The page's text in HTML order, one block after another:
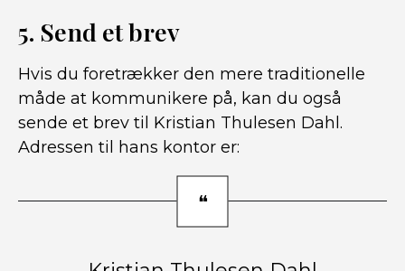
5. Send et brev
Hvis du foretrækker den mere traditionelle
måde at kommunikere på, kan du også
sende et brev til Kristian Thulesen Dahl.
Adressen til hans kontor er: